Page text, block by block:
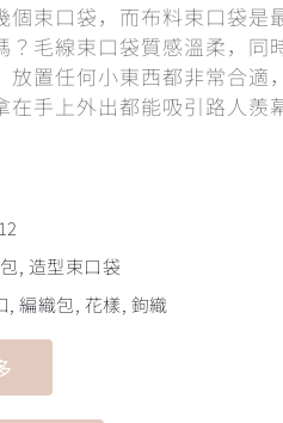
個束口袋，而布料束口袋是
？毛線束口袋質感溫柔，同
放置任何小東西都非常合適
在手上外出都能吸引路人羨
, 造型束口袋
, 編織包, 花樣, 鉤織